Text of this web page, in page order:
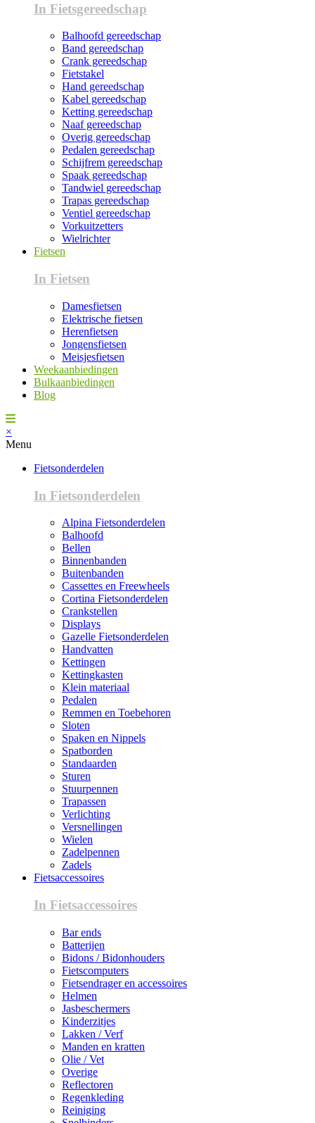
In Fietsgereedschap
Balhoofd gereedschap
Band gereedschap
Crank gereedschap
Fietstakel
Hand gereedschap
Kabel gereedschap
Ketting gereedschap
Naaf gereedschap
Overig gereedschap
Pedalen gereedschap
Schijfrem gereedschap
Spaak gereedschap
Tandwiel gereedschap
Trapas gereedschap
Ventiel gereedschap
Vorkuitzetters
Wielrichter
Fietsen
In Fietsen
Damesfietsen
Elektrische fietsen
Herenfietsen
Jongensfietsen
Meisjesfietsen
Weekaanbiedingen
Bulkaanbiedingen
Blog
×
Menu
Fietsonderdelen
In Fietsonderdelen
Alpina Fietsonderdelen
Balhoofd
Bellen
Binnenbanden
Buitenbanden
Cassettes en Freewheels
Cortina Fietsonderdelen
Crankstellen
Displays
Gazelle Fietsonderdelen
Handvatten
Kettingen
Kettingkasten
Klein materiaal
Pedalen
Remmen en Toebehoren
Sloten
Spaken en Nippels
Spatborden
Standaarden
Sturen
Stuurpennen
Trapassen
Verlichting
Versnellingen
Wielen
Zadelpennen
Zadels
Fietsaccessoires
In Fietsaccessoires
Bar ends
Batterijen
Bidons / Bidonhouders
Fietscomputers
Fietsendrager en accessoires
Helmen
Jasbeschermers
Kinderzitjes
Lakken / Verf
Manden en kratten
Olie / Vet
Overige
Reflectoren
Regenkleding
Reiniging